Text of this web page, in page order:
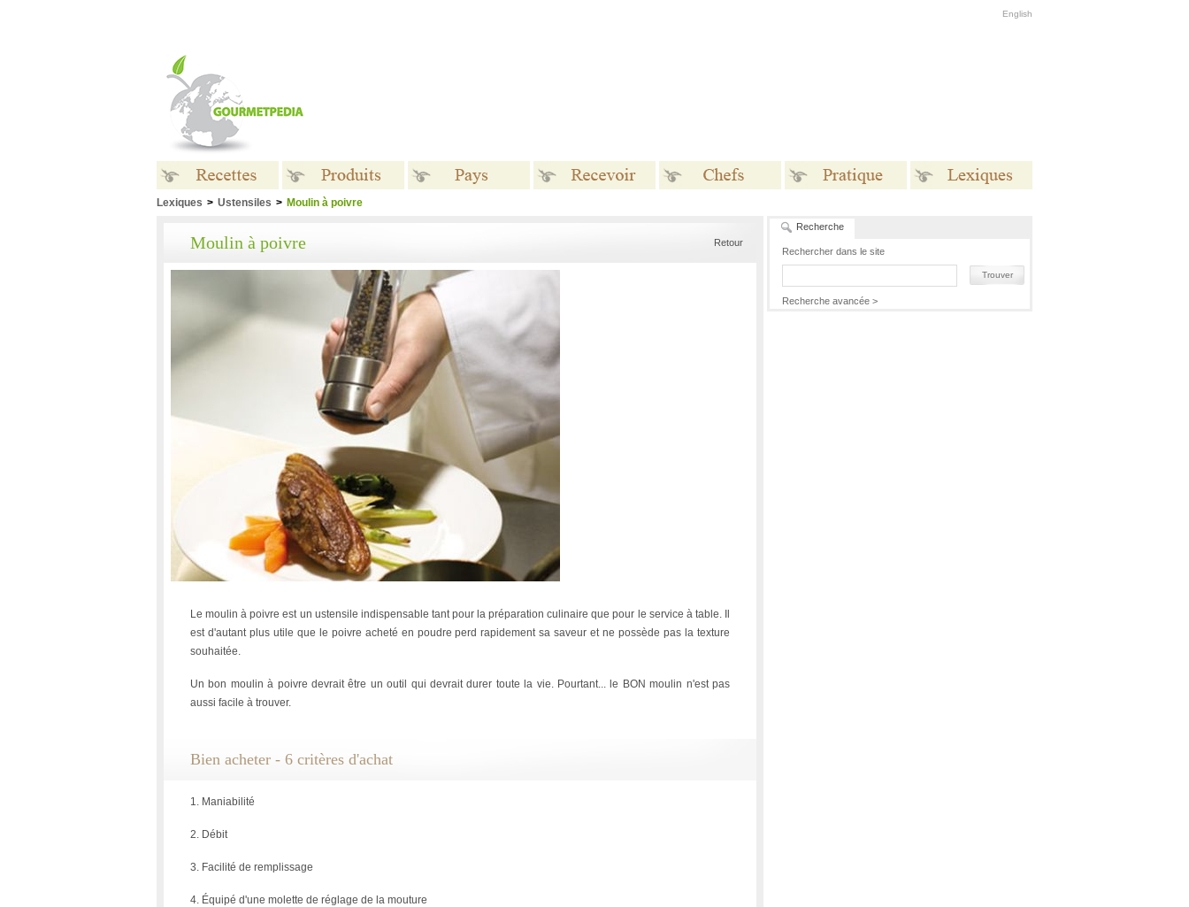
English
Lexiques > Ustensiles > Moulin à poivre
Retour
Moulin à poivre
Le moulin à poivre est un ustensile indispensable tant pour la préparation culinaire que pour le service à table. Il
est d'autant plus utile que le poivre acheté en poudre perd rapidement sa saveur et ne possède pas la texture
souhaitée.
Un bon moulin à poivre devrait être un outil qui devrait durer toute la vie. Pourtant... le BON moulin n'est pas
aussi facile à trouver.
Bien acheter - 6 critères d'achat
1. Maniabilité
2. Débit
3. Facilité de remplissage
4. Équipé d'une molette de réglage de la mouture
Recherche
Rechercher dans le site
Trouver
Recherche avancée >
Recettes Pratique